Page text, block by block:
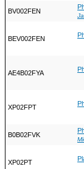
BV002FEN
BEV002FEN
AE4B02FYA
XP02FPT
B0B02FVK
XP02PT